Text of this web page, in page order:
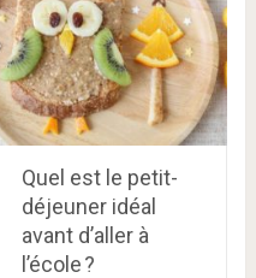
Quel est le petit-
déjeuner idéal
avant d’aller à
l’école ?